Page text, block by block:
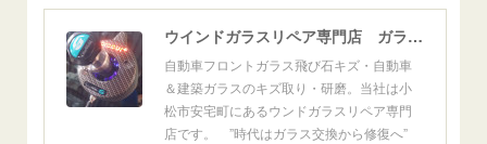
ウインドガラスリペア専門店 ガラスリペア・ヨシダ グラスウェルドジャパン 正規施工店 小松市
自動車フロントガラス飛び石キズ・自動車
＆建築ガラスのキズ取り・研磨。当社は小
松市安宅町にあるウンドガラスリペア専門
店です。 ”時代はガラス交換から修復へ”